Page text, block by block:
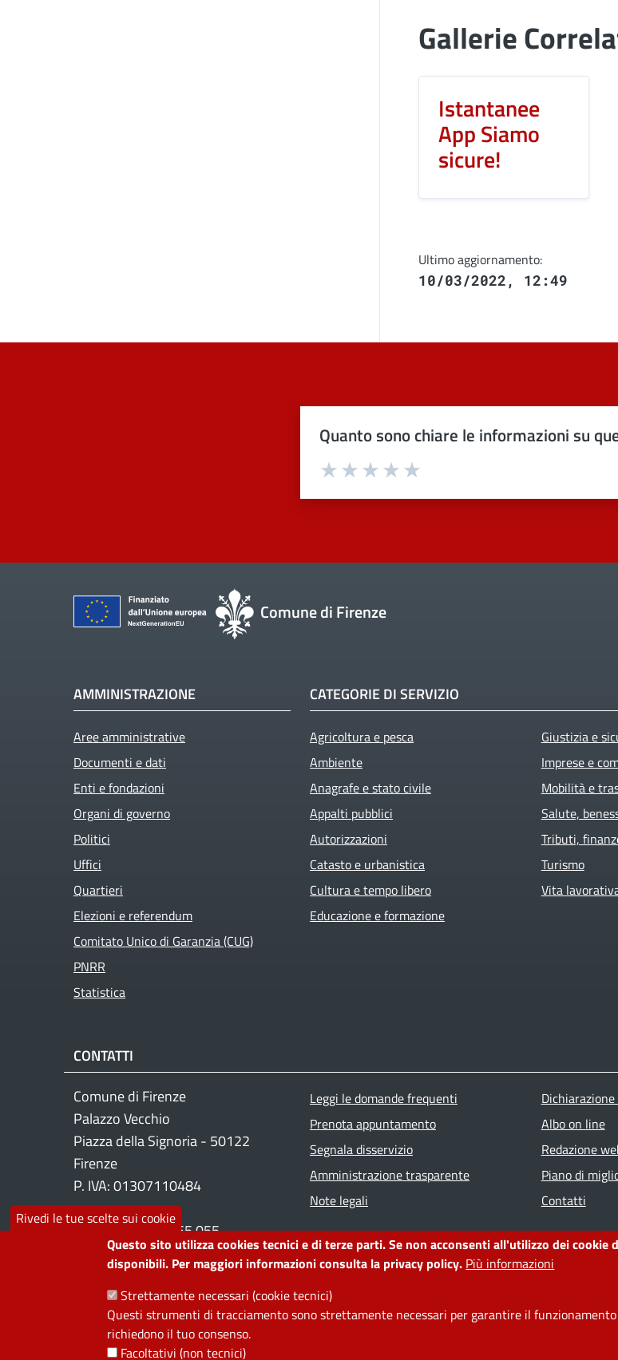
Rivedi le tue scelte sui cookie
Questo sito utilizza cookies tecnici e di terze parti. Se non acconsenti all'utilizzo dei
disponibili. Per maggiori informazioni consulta la privacy policy. Più informazioni
Strettamente necessari (cookie tecnici)
Questi strumenti di tracciamento sono strettamente necessari per garantire il
richiedono il tuo consenso.
Facoltativi (non tecnici)
Gallerie
Istantanee
App Siamo
sicure!
Ultimo aggiornamento:
10/03/2022, 12:49
Quanto sono chiare le informazioni su
Valuta 4 stelle su 5
Valuta 3 stelle su 5
Valuta 2 stelle su 5
Valuta 1 stelle su 5
Comune di Firenze
AMMINISTRAZIONE
Aree amministrative
Documenti e dati
Enti e fondazioni
Organi di governo
Politici
Uffici
Quartieri
Elezioni e referendum
Comitato Unico di Garanzia (CUG)
PNRR
Statistica
CATEGORIE DI SERVIZIO
Agricoltura e pesca
Ambiente
Anagrafe e stato civile
Appalti pubblici
Autorizzazioni
Catasto e urbanistica
Cultura e tempo libero
Educazione e formazione
Giustizia e
Imprese e
Mobilità e
Salute,
Tributi,
Turismo
Vita
CONTATTI
Comune di Firenze
Palazzo Vecchio
Piazza della Signoria - 50122
Firenze
P. IVA: 01307110484
Contact center: 055 055
Footer menu
Leggi le domande frequenti
Prenota appuntamento
Segnala disservizio
Amministrazione trasparente
Note legali
Albo on line
Redazione
Piano di
Contatti
PRIVACY
Useful links section
La Privacy nel Comune